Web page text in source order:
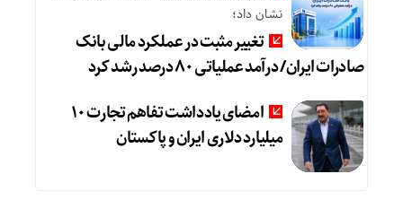
نشان داد؛
تغییر مثبت در عملکرد مالی بانک
صادرات ایران/ درآمد عملیاتی 80 درصد رشد کرد
امضای یادداشت تفاهم تجارت ۱۰
میلیارد دلاری ایران و پاکستان